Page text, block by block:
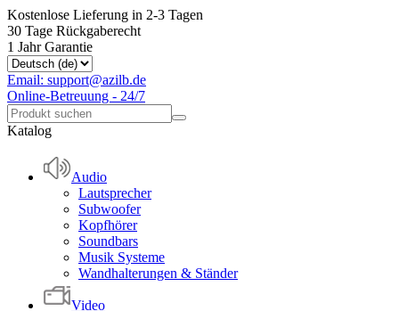
Kostenlose Lieferung in 2-3 Tagen
30 Tage Rückgaberecht
1 Jahr Garantie
Email: support@azilb.de
Online-Betreuung - 24/7
Katalog
Audio
Lautsprecher
Subwoofer
Kopfhörer
Soundbars
Musik Systeme
Wandhalterungen & Ständer
Video